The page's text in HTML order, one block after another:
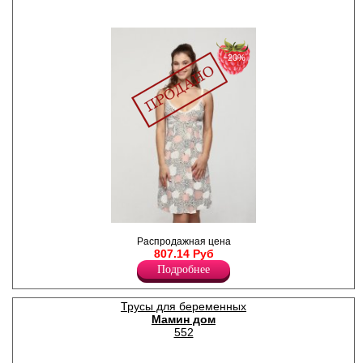
кормящих и беременных, на
широких регулируемых
бретелях с клипсами, чашки
декорированы кружевом.
Лайкра 5%
Хлопок 95%
−20%
Распродажная цена
807.14 Руб
Подробнее
Трусы для беременных
Мамин дом
552